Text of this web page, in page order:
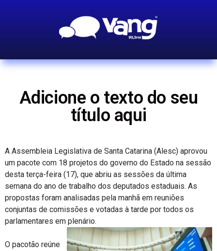
Adicione o texto do seu
título aqui
A Assembleia Legislativa de Santa Catarina (Alesc) aprovou
um pacote com 18 projetos do governo do Estado na sessão
desta terça-feira (17), que abriu as sessões da última
semana do ano de trabalho dos deputados estaduais. As
propostas foram analisadas pela manhã em reuniões
conjuntas de comissões e votadas à tarde por todos os
parlamentares em plenário.
O pacotão reúne